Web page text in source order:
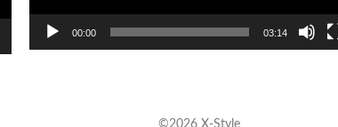
00:00 03:14